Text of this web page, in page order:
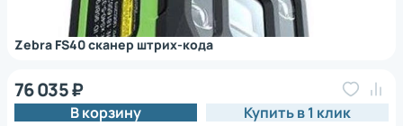
Zebra FS40 сканер штрих-кода
76 035 ₽
В корзину Купить в 1 клик